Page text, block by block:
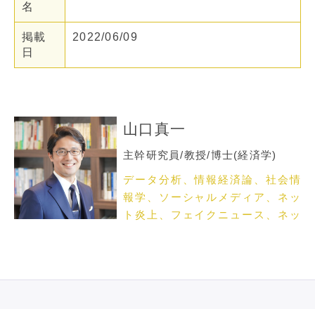
名
掲載
日
2022/06/09
山口真一
主幹研究員/教授/博士(経済学)
データ分析、情報経済論、社会情
報学、ソーシャルメディア、ネッ
ト炎上、フェイクニュース、ネッ